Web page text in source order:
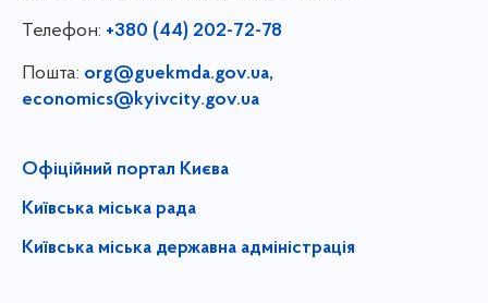
Телефон: +380 (44) 202-72-78
Пошта: org@guekmda.gov.ua,
economics@kyivcity.gov.ua
Офіційний портал Києва
Київська міська рада
Київська міська державна адміністрація